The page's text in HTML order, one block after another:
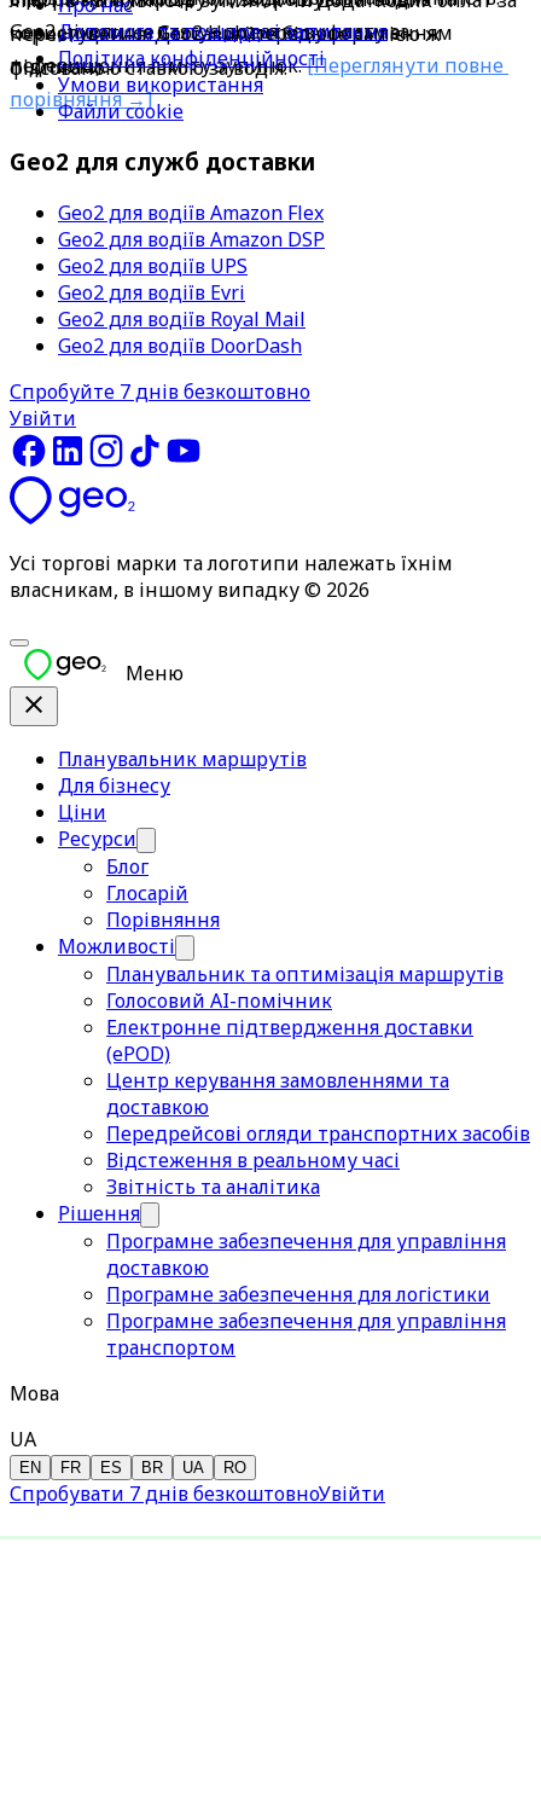
Geo2 ніколи не стягує додаткову плату за
перевищення ліміту зупинок. [Переглянути повне
порівняння →]
користуватися Geo2 Hub перед оформленням
підписки.
перевищення. Доставляйте більше за тією ж
фіксованою ставкою за водія.
Допомога та поширені запитання
Політика конфіденційності
Умови використання
Файли cookie
Geo2 для служб доставки
Geo2 для водіїв Amazon Flex
Geo2 для водіїв Amazon DSP
Geo2 для водіїв UPS
Geo2 для водіїв Evri
Geo2 для водіїв Royal Mail
Geo2 для водіїв DoorDash
Спробуйте 7 днів безкоштовно
Увійти
Усі торгові марки та логотипи належать їхнім
власникам, в іншому випадку © 2026
Меню
Планувальник маршрутів
Для бізнесу
Ціни
Ресурси
Блог
Глосарій
Порівняння
Можливості
Планувальник та оптимізація маршрутів
Голосовий AI-помічник
Електронне підтвердження доставки
(ePOD)
Центр керування замовленнями та
доставкою
Передрейсові огляди транспортних засобів
Відстеження в реальному часі
Звітність та аналітика
Рішення
Програмне забезпечення для управління
доставкою
Програмне забезпечення для логістики
Програмне забезпечення для управління
транспортом
Мова
UA
EN FR ES BR UA RO
Спробувати 7 днів безкоштовноУвійти